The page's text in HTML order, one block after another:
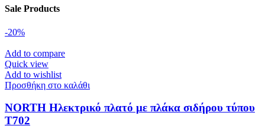
Sale Products
-20%
Add to compare
Quick view
Add to wishlist
Προσθήκη στο καλάθι
NORTH Ηλεκτρικό πλατό με πλάκα σιδήρου τύπου
T702